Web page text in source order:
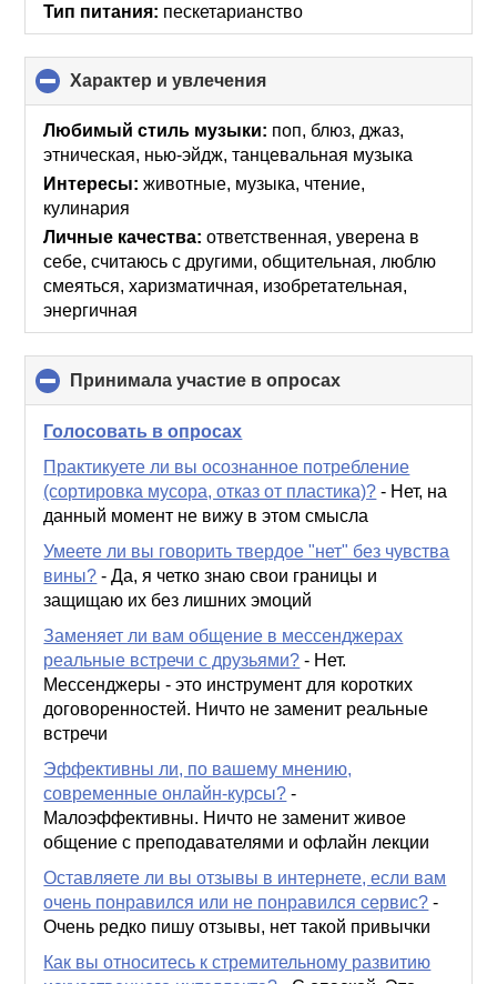
Тип питания: пескетарианство
Характер и увлечения
to
collapse
contents
Любимый стиль музыки: поп, блюз, джаз,
этническая, нью-эйдж, танцевальная музыка
Интересы: животные, музыка, чтение,
кулинария
Личные качества: ответственная, уверена в
себе, считаюсь с другими, общительная, люблю
смеяться, харизматичная, изобретательная,
энергичная
Принимала участие в опросах
to
Голосовать в опросах
Практикуете ли вы осознанное потребление
(сортировка мусора, отказ от пластика)? - Нет, на
данный момент не вижу в этом смысла
Умеете ли вы говорить твердое "нет" без чувства
вины? -Да, я четко знаю свои границы и
защищаю их без лишних эмоций
Заменяет ли вам общение в мессенджерах
реальные встречи с друзьями? - Нет.
Мессенджеры - это инструмент для коротких
договоренностей. Ничто не заменит реальные
встречи
Эффективны ли, по вашему мнению,
современные онлайн-курсы? -
Малоэффективны. Ничто не заменит живое
общение с преподавателями и офлайн лекции
Оставляете ли вы отзывы в интернете, если вам
очень понравился или не понравился сервис? -
Очень редко пишу отзывы, нет такой привычки
Как вы относитесь к стремительному развитию